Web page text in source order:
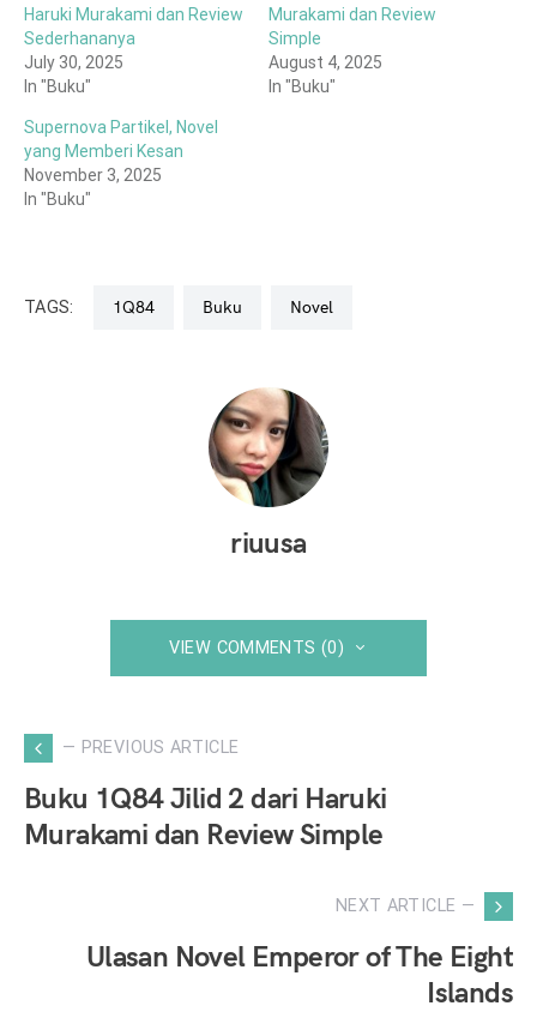
Haruki Murakami dan Review
Sederhananya
July 30, 2025
In "Buku"
Murakami dan Review
Simple
August 4, 2025
In "Buku"
Supernova Partikel, Novel
yang Memberi Kesan
November 3, 2025
In "Buku"
TAGS: 1Q84 Buku Novel
riuusa
VIEW COMMENTS (0)
— PREVIOUS ARTICLE
Buku 1Q84 Jilid 2 dari Haruki
Murakami dan Review Simple
NEXT ARTICLE —
Ulasan Novel Emperor of The Eight
Islands